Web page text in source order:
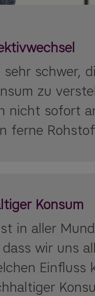
schwer,
zu
nicht sofort
ferne
Konsum
in aller
wir uns
Einfluss